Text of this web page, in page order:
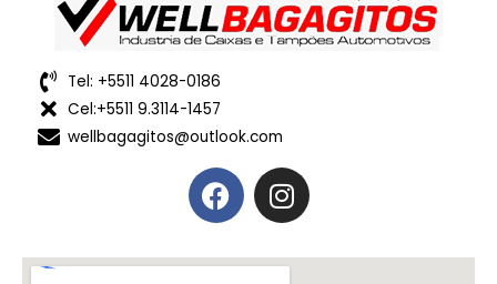
Tel: +5511 4028-0186
Cel:+5511 9.3114-1457
wellbagagitos@outlook.com